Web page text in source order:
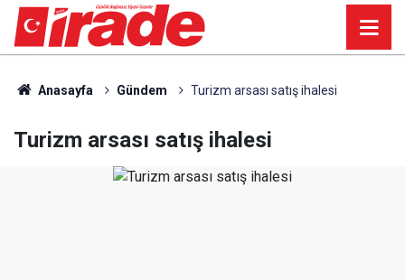
Anasayfa Gündem Turizm arsası satış ihalesi
Turizm arsası satış ihalesi